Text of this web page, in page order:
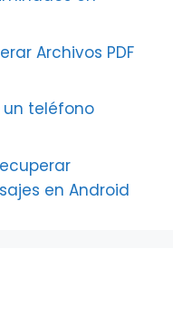
Archivos PDF
un teléfono
en Android